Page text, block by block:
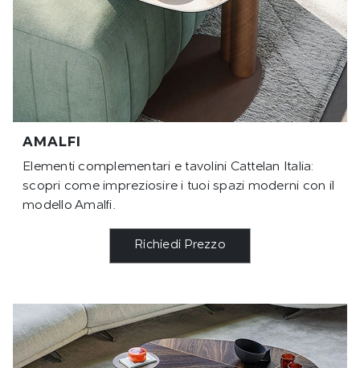
AMALFI
Elementi complementari e tavolini Cattelan Italia:
scopri come impreziosire i tuoi spazi moderni con il
modello Amalfi.
Richiedi Prezzo